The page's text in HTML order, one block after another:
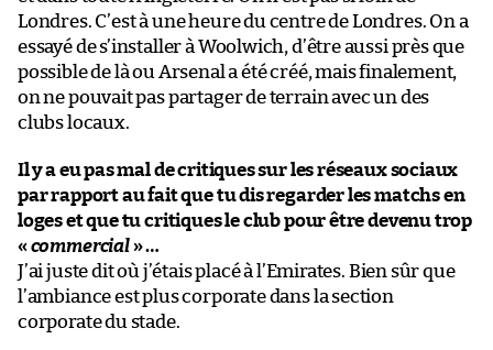
Londres. C’est à une heure du centre de Londres. On a
essayé de s’installer à Woolwich, d’être aussi près que
possible de là ou Arsenal a été créé, mais finalement,
on ne pouvait pas partager de terrain avec un des
clubs locaux.
Il y a eu pas mal de critiques sur les réseaux sociaux
par rapport au fait que tu dis regarder les matchs en
loges et que tu critiques le club pour être devenu trop
«commercial» …
J’ai juste dit où j’étais placé à l’Emirates. Bien sûr que
l’ambiance est plus corporate dans la section
corporate du stade.